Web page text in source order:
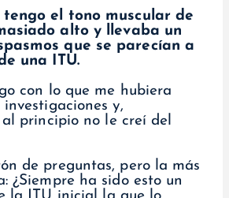
tengo el tono muscular de
alto y llevaba un
que se parecían a
una ITU.
con lo que me hubiera
y,
principio no le creí del
de preguntas, pero la más
¿Siempre ha sido esto un